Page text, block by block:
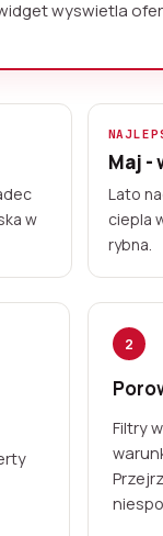
bez
miasto na
Polnocna.
- rezerwuj
ceny
wyswietla
w
Maj -
Lato
ciepla
rybna.
2
Filtry